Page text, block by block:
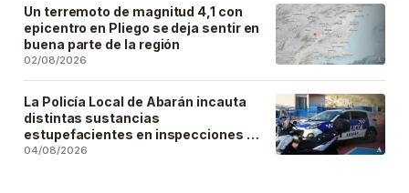
Un terremoto de magnitud 4,1 con
epicentro en Pliego se deja sentir en
buena parte de la región
02/08/2026
La Policía Local de Abarán incauta
distintas sustancias
estupefacientes en inspecciones a
locales públicos del municipio
04/08/2026